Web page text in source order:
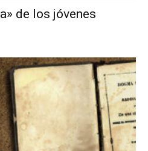
de los jóvenes